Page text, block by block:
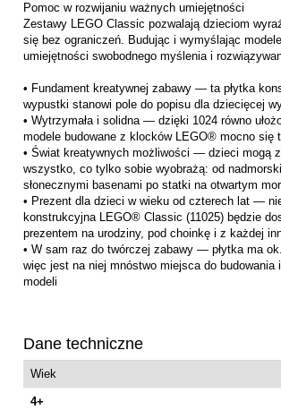
Pomoc w rozwijaniu ważnych umiejętności
Zestawy LEGO Classic pozwalają dzieciom
się bez ograniczeń. Budując i wymyślając
umiejętności swobodnego myślenia i
• Fundament kreatywnej zabawy — ta płytka
wypustki stanowi pole do popisu dla dziecięcej
• Wytrzymała i solidna — dzięki 1024 równo
modele budowane z klocków LEGO® mocno się
• Świat kreatywnych możliwości — dzieci mogą
wszystko, co tylko sobie wyobrażą: od
słonecznymi basenami po statki na otwartym
• Prezent dla dzieci w wieku od czterech lat —
konstrukcyjna LEGO® Classic (11025) będzie
prezentem na urodziny, pod choinkę i z każdej
• W sam raz do twórczej zabawy — płytka ma
więc jest na niej mnóstwo miejsca do budowania
modeli
Dane techniczne
Wiek
4+